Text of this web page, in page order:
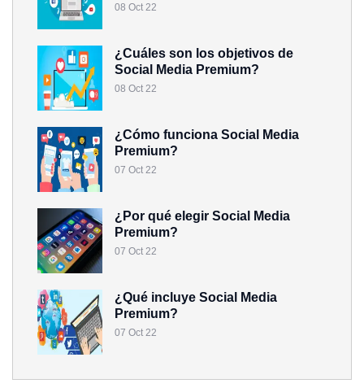
08 Oct 22
¿Cuáles son los objetivos de
Social Media Premium?
08 Oct 22
¿Cómo funciona Social Media
Premium?
07 Oct 22
¿Por qué elegir Social Media
Premium?
07 Oct 22
¿Qué incluye Social Media
Premium?
07 Oct 22